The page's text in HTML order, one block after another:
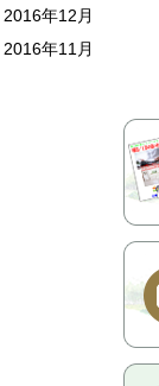
2016年12月
2016年11月